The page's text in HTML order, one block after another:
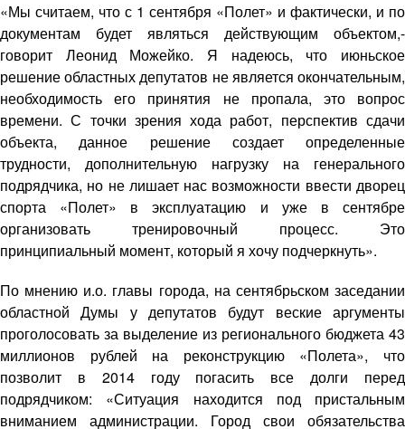
«Мы считаем, что с 1 сентября «Полет» и фактически, и по
документам будет являться действующим объектом,-
говорит Леонид Можейко. Я надеюсь, что июньское
решение областных депутатов не является окончательным,
необходимость его принятия не пропала, это вопрос
времени. С точки зрения хода работ, перспектив сдачи
объекта, данное решение создает определенные
трудности, дополнительную нагрузку на генерального
подрядчика, но не лишает нас возможности ввести дворец
спорта «Полет» в эксплуатацию и уже в сентябре
организовать тренировочный процесс. Это
принципиальный момент, который я хочу подчеркнуть».
По мнению и.о. главы города, на сентябрьском заседании
областной Думы у депутатов будут веские аргументы
проголосовать за выделение из регионального бюджета 43
миллионов рублей на реконструкцию «Полета», что
позволит в 2014 году погасить все долги перед
подрядчиком: «Ситуация находится под пристальным
вниманием администрации. Город свои обязательства